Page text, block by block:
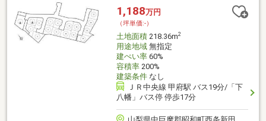
きを一貫し完結できるよう当店舗はワンストップサービスという
独自のサービスをご提供しております。豊富な経験、専門知識を
元に最適な物件・資金提案を致します。是非お気軽にご相談下さ
い！
1,188万円
（坪単価:-）
土地面積218.36m2
用途地域無指定
建ぺい率60%
容積率200%
建築条件なし
ＪＲ中央線 甲府駅 バス19分/「下
八幡」バス停 停歩17分